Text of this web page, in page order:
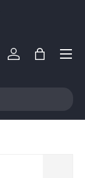
Inloggen
Tas
Menu